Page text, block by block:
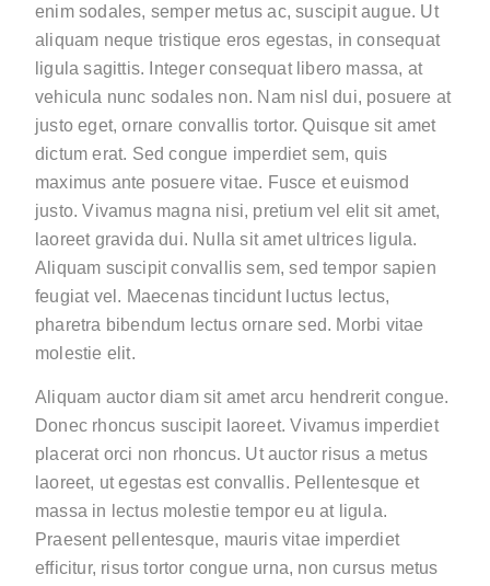
enim sodales, semper metus ac, suscipit augue. Ut
aliquam neque tristique eros egestas, in consequat
ligula sagittis. Integer consequat libero massa, at
vehicula nunc sodales non. Nam nisl dui, posuere at
justo eget, ornare convallis tortor. Quisque sit amet
dictum erat. Sed congue imperdiet sem, quis
maximus ante posuere vitae. Fusce et euismod
justo. Vivamus magna nisi, pretium vel elit sit amet,
laoreet gravida dui. Nulla sit amet ultrices ligula.
Aliquam suscipit convallis sem, sed tempor sapien
feugiat vel. Maecenas tincidunt luctus lectus,
pharetra bibendum lectus ornare sed. Morbi vitae
molestie elit.
Aliquam auctor diam sit amet arcu hendrerit congue.
Donec rhoncus suscipit laoreet. Vivamus imperdiet
placerat orci non rhoncus. Ut auctor risus a metus
laoreet, ut egestas est convallis. Pellentesque et
massa in lectus molestie tempor eu at ligula.
Praesent pellentesque, mauris vitae imperdiet
efficitur, risus tortor congue urna, non cursus metus